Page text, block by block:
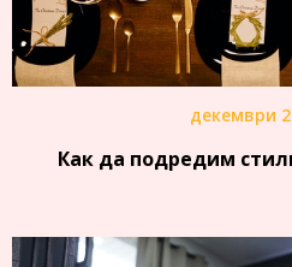
декември
Как да подредим